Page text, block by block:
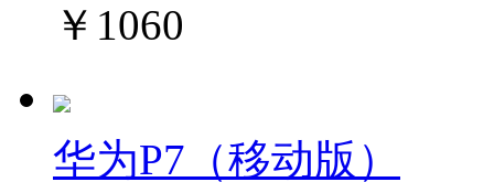
￥1060
华为P7（移动版）